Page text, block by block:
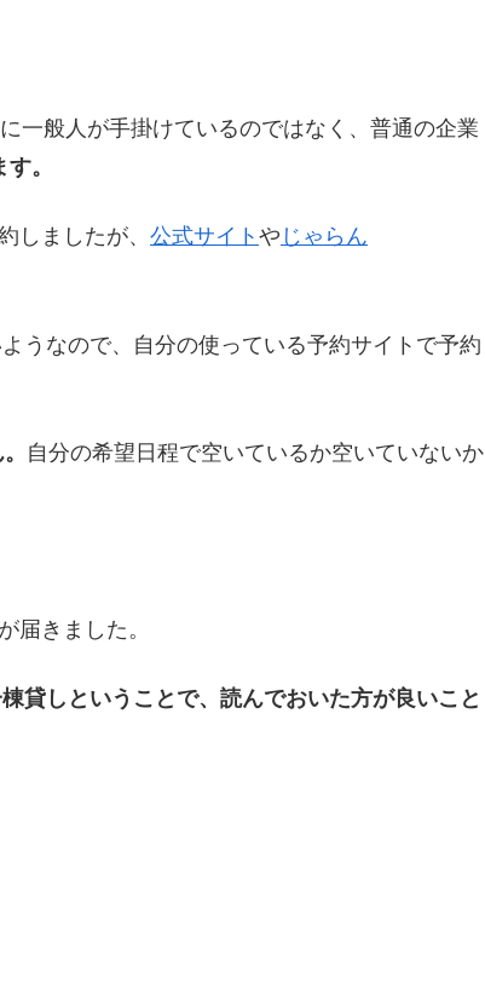
一般人が手掛けているのではなく、普通の企業
。
しましたが、 公式サイト や じゃらん
うなので、自分の使っている予約サイトで予約
自分の希望日程で空いているか空いていないか
届きました。
貸しということで、読んでおいた方が良いこと